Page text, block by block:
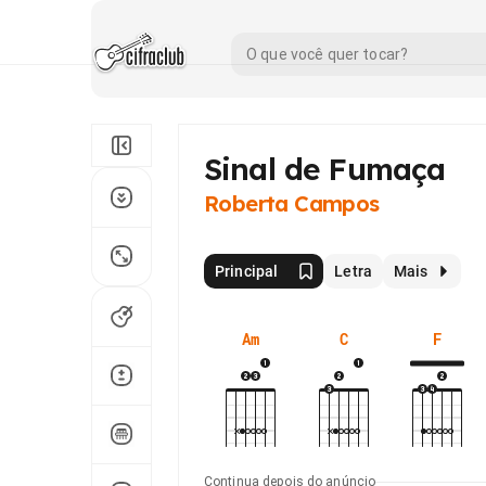
Sinal de Fumaça
Roberta Campos
Principal Letra Mais
Am C F
Continua depois do anúncio